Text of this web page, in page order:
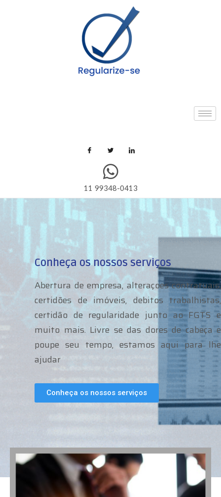
11 99348-0413
Conheça os nossos serviços
Abertura de empresa, alteraçoes contratuais,
certidões de imóveis, debitos trabalhistas,
certidão de regularidade junto ao FGTS e
muito mais. Livre se das dores de cabeça e
poupe seu tempo, estamos aqui para lhe
ajudar
Conheça os nossos serviços